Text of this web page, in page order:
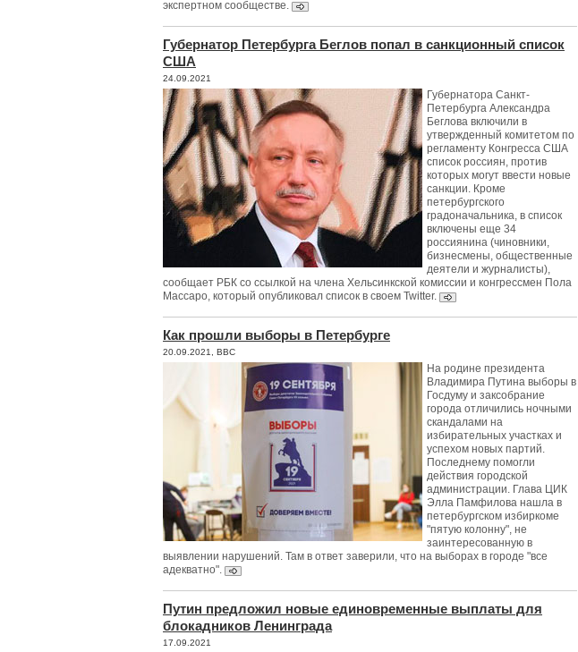
экспертном сообществе.
Губернатор Петербурга Беглов попал в санкционный список
США
24.09.2021
Губернатора Санкт-
Петербурга Александра
Беглова включили в
утвержденный комитетом по
регламенту Конгресса США
список россиян, против
которых могут ввести новые
санкции. Кроме
петербургского
градоначальника, в список
включены еще 34
россиянина (чиновники,
бизнесмены, общественные
деятели и журналисты),
сообщает РБК со ссылкой на члена Хельсинкской комиссии и конгрессмен Пола
Массаро, который опубликовал список в своем Twitter.
Как прошли выборы в Петербурге
20.09.2021, BBC
На родине президента
Владимира Путина выборы в
Госдуму и заксобрание
города отличились ночными
скандалами на
избирательных участках и
успехом новых партий.
Последнему помогли
действия городской
администрации. Глава ЦИК
Элла Памфилова нашла в
петербургском избиркоме
"пятую колонну", не
заинтересованную в
выявлении нарушений. Там в ответ заверили, что на выборах в городе "все
адекватно".
Путин предложил новые единовременные выплаты для
блокадников Ленинграда
17.09.2021